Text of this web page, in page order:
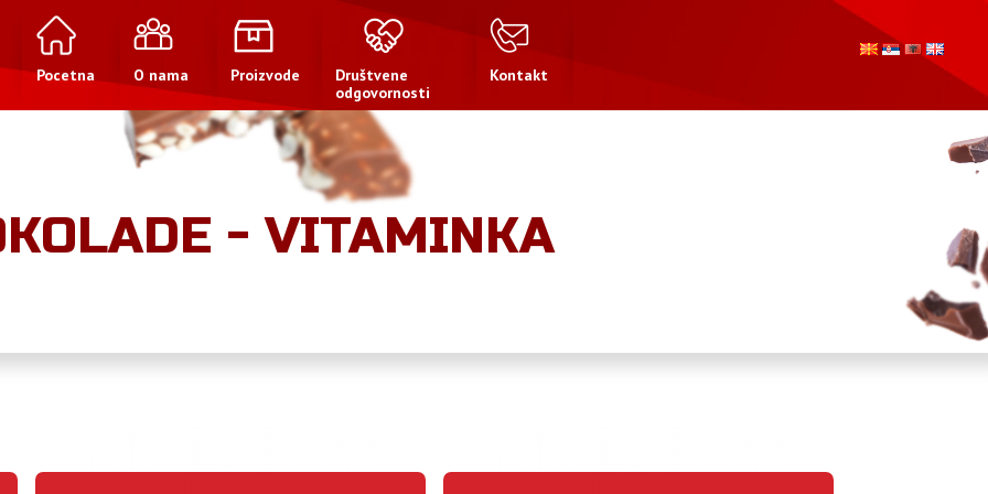
Pocetna O nama Proizvode
Društvene
odgovornosti
Kontakt
- VITAMINKA